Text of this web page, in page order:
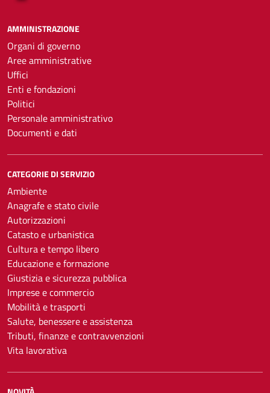
AMMINISTRAZIONE
Organi di governo
Aree amministrative
Uffici
Enti e fondazioni
Politici
Personale amministrativo
Documenti e dati
CATEGORIE DI SERVIZIO
Ambiente
Anagrafe e stato civile
Autorizzazioni
Catasto e urbanistica
Cultura e tempo libero
Educazione e formazione
Giustizia e sicurezza pubblica
Imprese e commercio
Mobilità e trasporti
Salute, benessere e assistenza
Tributi, finanze e contravvenzioni
Vita lavorativa